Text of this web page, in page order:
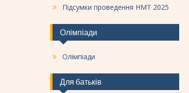
Підсумки проведення НМТ 2025
Олімпіади
Олімпіади
Для батьків